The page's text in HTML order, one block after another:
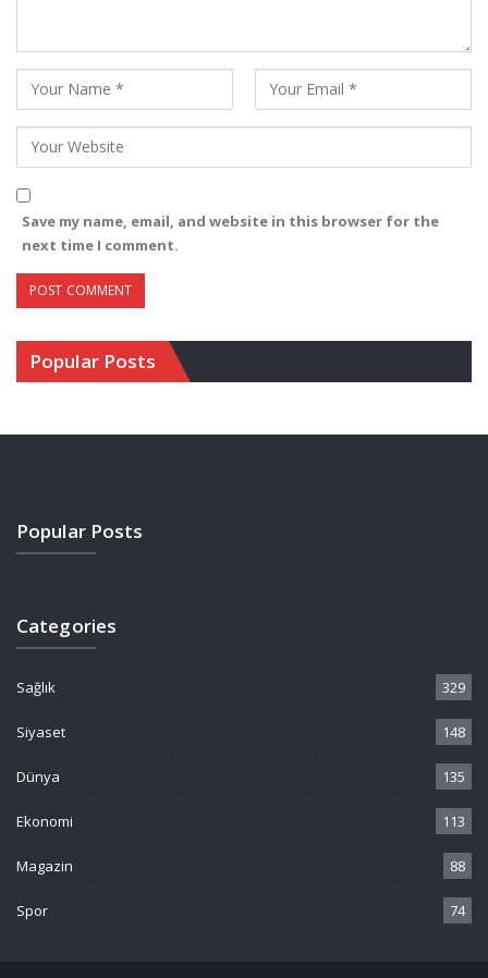
Save my name, email, and website in this browser for the
next time I comment.
Popular Posts
Popular Posts
Categories
Sağlık 329
Siyaset 148
Dünya 135
Ekonomi 113
Magazin 88
Spor 74